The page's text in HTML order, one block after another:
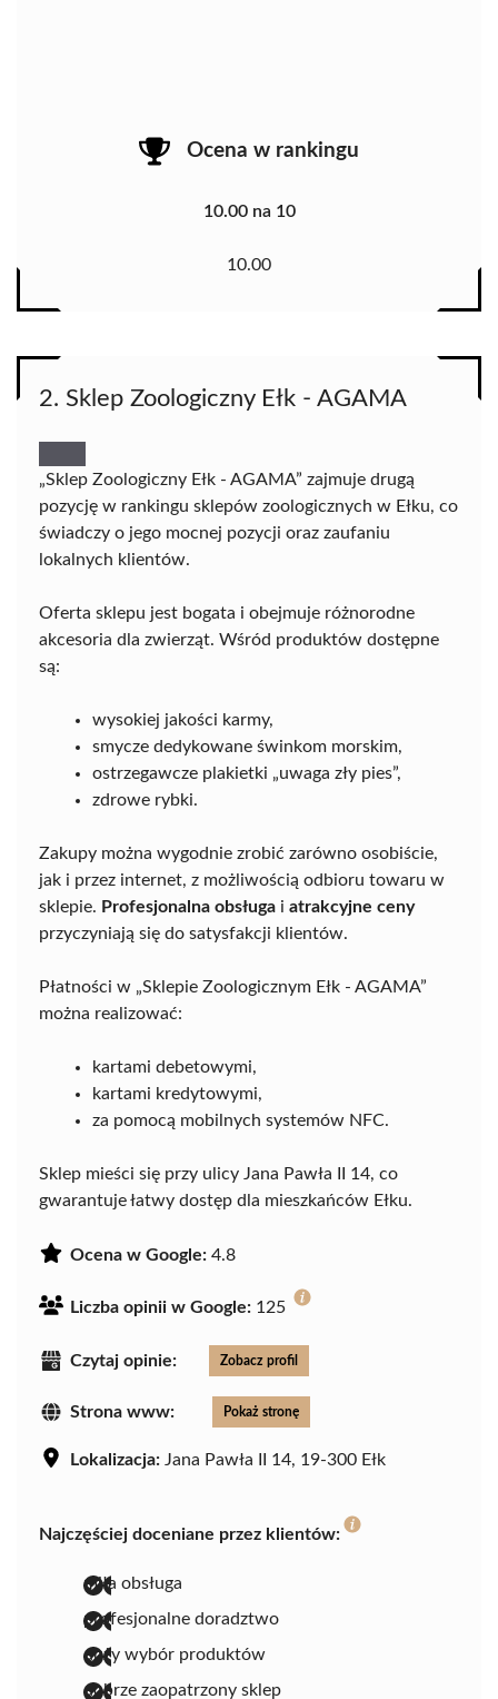
Ocena w rankingu
10.00 na 10
10.00
2. Sklep Zoologiczny Ełk - AGAMA
„Sklep Zoologiczny Ełk - AGAMA” zajmuje drugą
pozycję w rankingu sklepów zoologicznych w Ełku, co
świadczy o jego mocnej pozycji oraz zaufaniu
lokalnych klientów.
Oferta sklepu jest bogata i obejmuje różnorodne
akcesoria dla zwierząt. Wśród produktów dostępne
są:
wysokiej jakości karmy,
smycze dedykowane świnkom morskim,
ostrzegawcze plakietki „uwaga zły pies”,
zdrowe rybki.
Zakupy można wygodnie zrobić zarówno osobiście,
jak i przez internet, z możliwością odbioru towaru w
sklepie. Profesjonalna obsługa i atrakcyjne ceny
przyczyniają się do satysfakcji klientów.
Płatności w „Sklepie Zoologicznym Ełk - AGAMA”
można realizować:
kartami debetowymi,
kartami kredytowymi,
za pomocą mobilnych systemów NFC.
Sklep mieści się przy ulicy Jana Pawła II 14, co
gwarantuje łatwy dostęp dla mieszkańców Ełku.
Ocena w Google: 4.8
Liczba opinii w Google: 125
Czytaj opinie: Zobacz profil
Strona www: Pokaż stronę
Lokalizacja: Jana Pawła II 14, 19-300 Ełk
Najczęściej doceniane przez klientów:
miła obsługa
profesjonalne doradztwo
duży wybór produktów
dobrze zaopatrzony sklep